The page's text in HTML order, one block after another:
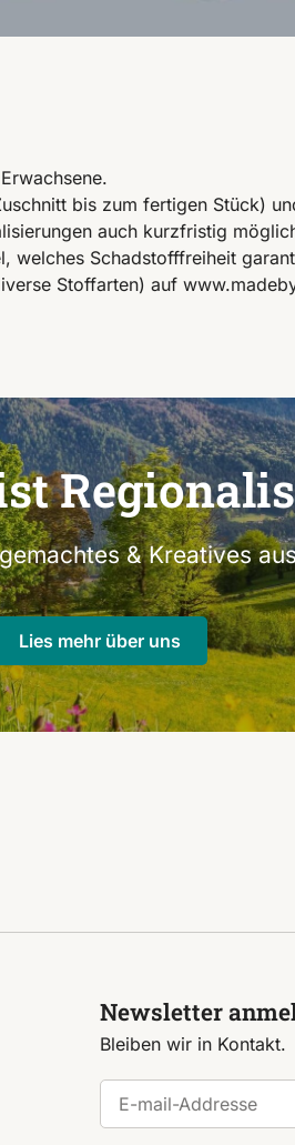
bis zum fertigen Stück)
auch kurzfristig
welches Schadstofffreiheit
Stoffarten) auf
& Kreatives
Lies mehr über uns
Newsletter
Bleiben wir in Kontakt.